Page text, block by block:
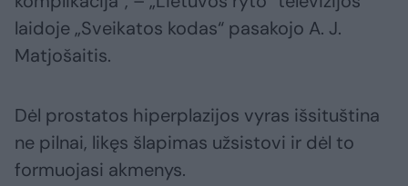
laidoje „Sveikatos kodas“ pasakojo A. J.
Matjošaitis.
Dėl prostatos hiperplazijos vyras išsituština
ne pilnai, likęs šlapimas užsistovi ir dėl to
formuojasi akmenys.